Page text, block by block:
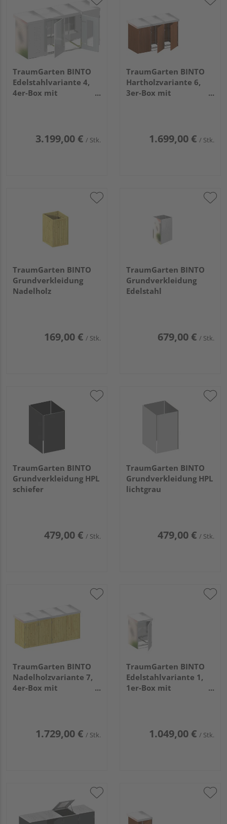
TraumGarten BINTO
Edelstahlvariante 4,
4er-Box mit
3.199,00 € / Stk.
TraumGarten BINTO
Hartholzvariante 6,
3er-Box mit
1.699,00 € / Stk.
TraumGarten BINTO
Grundverkleidung
Nadelholz
169,00 € / Stk.
TraumGarten BINTO
Grundverkleidung
Edelstahl
679,00 € / Stk.
TraumGarten BINTO
Grundverkleidung HPL
schiefer
479,00 € / Stk.
TraumGarten BINTO
Grundverkleidung HPL
lichtgrau
479,00 € / Stk.
TraumGarten BINTO
Nadelholzvariante 7,
4er-Box mit
1.729,00 € / Stk.
TraumGarten BINTO
Edelstahlvariante 1,
1er-Box mit
1.049,00 € / Stk.